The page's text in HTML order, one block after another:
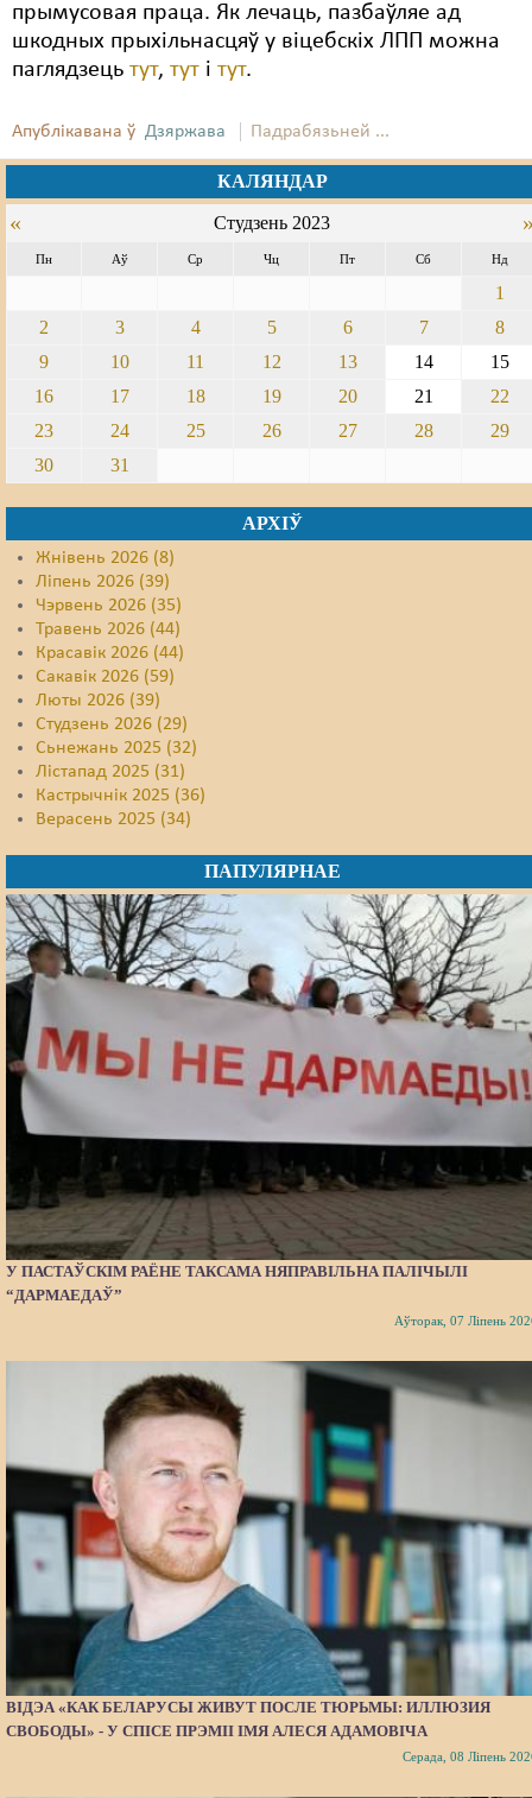
прымусовая праца. Як лечаць, пазбаўляе ад
шкодных прыхільнасцяў у віцебскіх ЛПП можна
паглядзець тут, тут і тут.
Апублікавана ў Дзяржава Падрабязьней ...
КАЛЯНДАР
« Студзень 2023
Пн Аў Ср Чц Пт Сб Нд
1
2
3 4 5 6 7
8
9
10 11 12 13 14
15
16
17 18 19 20 21
22
23
24 25 26 27 28
29
30
31
АРХІЎ
Жнівень 2026 (8)
Ліпень 2026 (39)
Чэрвень 2026 (35)
Травень 2026 (44)
Красавік 2026 (44)
Сакавік 2026 (59)
Люты 2026 (39)
Студзень 2026 (29)
Сьнежань 2025 (32)
Лістапад 2025 (31)
Кастрычнік 2025 (36)
Верасень 2025 (34)
ПАПУЛЯРНАЕ
У ПАСТАЎСКІМ РАЁНЕ ТАКСАМА НЯПРАВІЛЬНА ПАЛІЧЫЛІ
“ДАРМАЕДАЎ”
Аўторак, 07 Ліпень
ВІДЭА «КАК БЕЛАРУСЫ ЖИВУТ ПОСЛЕ ТЮРЬМЫ: ИЛЛЮЗИЯ
СВОБОДЫ» - У СПІСЕ ПРЭМІІ ІМЯ АЛЕСЯ АДАМОВІЧА
Серада, 08 Ліпень